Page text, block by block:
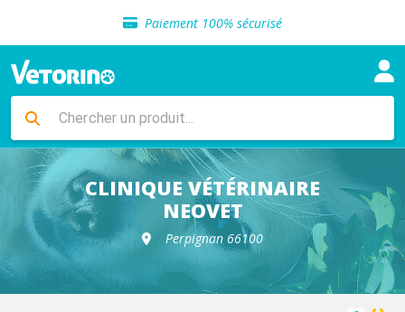
Paiement 100% sécurisé
Livraison gratuite en clinique vétérinaire
Sélection de croquettes vétérinaire
Livraison gratuite en clinique vétérinaire
Retour gratuit en clinique
Sélection de croquettes vétérinaire
CLINIQUE VÉTÉRINAIRE
NEOVET
Perpignan 66100